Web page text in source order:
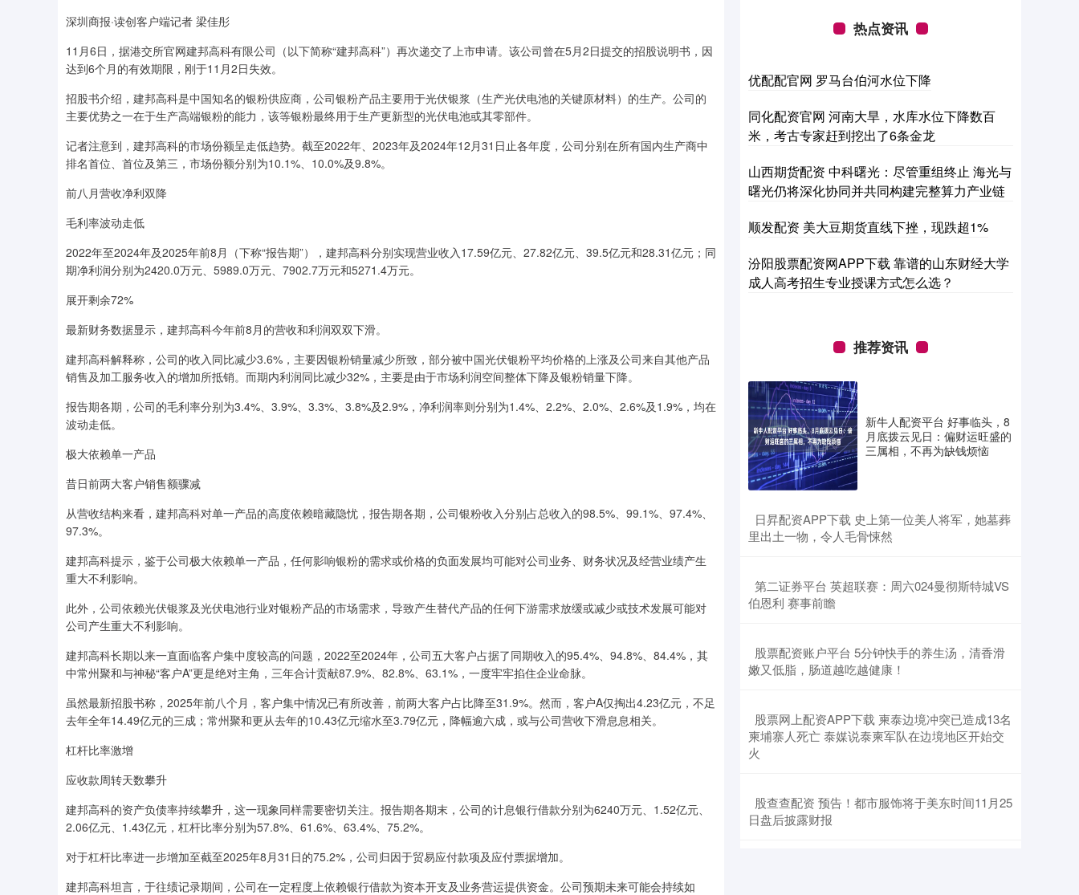
深圳商报·读创客户端记者 梁佳彤
11月6日，据港交所官网建邦高科有限公司（以下简称“建邦高科”）再次递交了上市申请。该公司曾在5月2日提交的招股说明书，因
达到6个月的有效期限，刚于11月2日失效。
招股书介绍，建邦高科是中国知名的银粉供应商，公司银粉产品主要用于光伏银浆（生产光伏电池的关键原材料）的生产。公司的
主要优势之一在于生产高端银粉的能力，该等银粉最终用于生产更新型的光伏电池或其零部件。
记者注意到，建邦高科的市场份额呈走低趋势。截至2022年、2023年及2024年12月31日止各年度，公司分别在所有国内生产商中
排名首位、首位及第三，市场份额分别为10.1%、10.0%及9.8%。
前八月营收净利双降
毛利率波动走低
2022年至2024年及2025年前8月（下称“报告期”），建邦高科分别实现营业收入17.59亿元、27.82亿元、39.5亿元和28.31亿元；同
期净利润分别为2420.0万元、5989.0万元、7902.7万元和5271.4万元。
展开剩余72%
最新财务数据显示，建邦高科今年前8月的营收和利润双双下滑。
建邦高科解释称，公司的收入同比减少3.6%，主要因银粉销量减少所致，部分被中国光伏银粉平均价格的上涨及公司来自其他产品
销售及加工服务收入的增加所抵销。而期内利润同比减少32%，主要是由于市场利润空间整体下降及银粉销量下降。
报告期各期，公司的毛利率分别为3.4%、3.9%、3.3%、3.8%及2.9%，净利润率则分别为1.4%、2.2%、2.0%、2.6%及1.9%，均在
波动走低。
极大依赖单一产品
昔日前两大客户销售额骤减
从营收结构来看，建邦高科对单一产品的高度依赖暗藏隐忧，报告期各期，公司银粉收入分别占总收入的98.5%、99.1%、97.4%、
97.3%。
建邦高科提示，鉴于公司极大依赖单一产品，任何影响银粉的需求或价格的负面发展均可能对公司业务、财务状况及经营业绩产生
重大不利影响。
此外，公司依赖光伏银浆及光伏电池行业对银粉产品的市场需求，导致产生替代产品的任何下游需求放缓或减少或技术发展可能对
公司产生重大不利影响。
建邦高科长期以来一直面临客户集中度较高的问题，2022至2024年，公司五大客户占据了同期收入的95.4%、94.8%、84.4%，其
中常州聚和与神秘“客户A”更是绝对主角，三年合计贡献87.9%、82.8%、63.1%，一度牢牢掐住企业命脉。
虽然最新招股书称，2025年前八个月，客户集中情况已有所改善，前两大客户占比降至31.9%。然而，客户A仅掏出4.23亿元，不足
去年全年14.49亿元的三成；常州聚和更从去年的10.43亿元缩水至3.79亿元，降幅逾六成，或与公司营收下滑息息相关。
杠杆比率激增
应收款周转天数攀升
建邦高科的资产负债率持续攀升，这一现象同样需要密切关注。报告期各期末，公司的计息银行借款分别为6240万元、1.52亿元、
2.06亿元、1.43亿元，杠杆比率分别为57.8%、61.6%、63.4%、75.2%。
对于杠杆比率进一步增加至截至2025年8月31日的75.2%，公司归因于贸易应付款项及应付票据增加。
建邦高科坦言，于往绩记录期间，公司在一定程度上依赖银行借款为资本开支及业务营运提供资金。公司预期未来可能会持续如
热点资讯
优配配官网 罗马台伯河水位下降
同化配资官网 河南大旱，水库水位下降数百
米，考古专家赶到挖出了6条金龙
山西期货配资 中科曙光：尽管重组终止 海光与
曙光仍将深化协同并共同构建完整算力产业链
顺发配资 美大豆期货直线下挫，现跌超1%
汾阳股票配资网APP下载 靠谱的山东财经大学
成人高考招生专业授课方式怎么选？
推荐资讯
新牛人配资平台 好事临头，8
月底拨云见日：偏财运旺盛的
三属相，不再为缺钱烦恼
​日昇配资APP下载 史上第一位美人将军，她墓葬
里出土一物，令人毛骨悚然
​第二证券平台 英超联赛：周六024曼彻斯特城VS
伯恩利 赛事前瞻
​股票配资账户平台 5分钟快手的养生汤，清香滑
嫩又低脂，肠道越吃越健康！
​股票网上配资APP下载 柬泰边境冲突已造成13名
柬埔寨人死亡 泰媒说泰柬军队在边境地区开始交
火
​股查查配资 预告！都市服饰将于美东时间11月25
日盘后披露财报